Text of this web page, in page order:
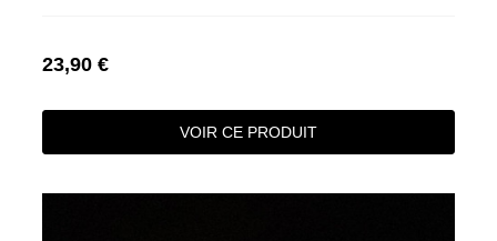
23,90 €
VOIR CE PRODUIT